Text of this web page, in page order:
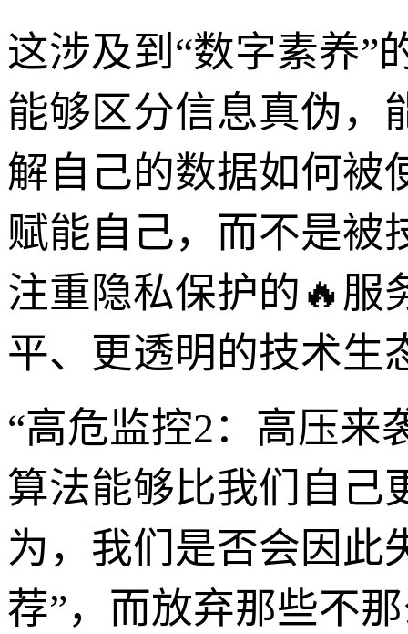
这涉及到“数字素养”
能够区分信息真伪，
解自己的数据如何被
赋能自己，而不是被
注重隐私保护的🔥服
平、更透明的技术生
“高危监控2：高压来
算法能够比我们自己
为，我们是否会因此
荐”，而放弃那些不